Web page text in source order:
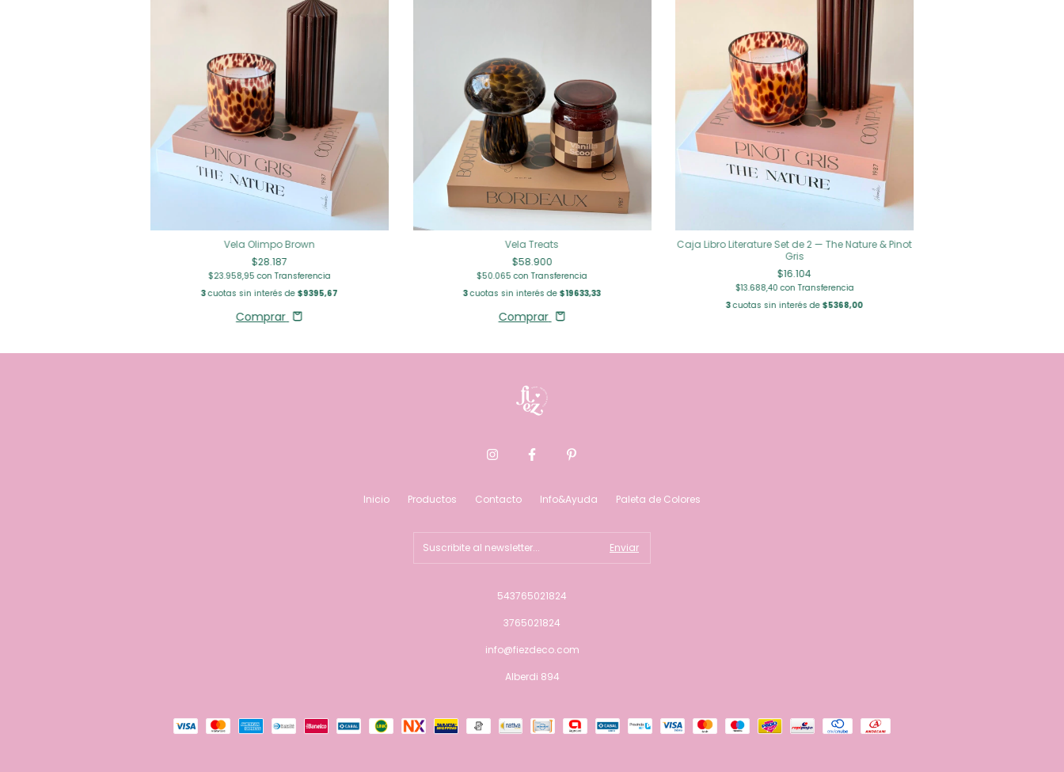
Vela Olimpo Brown
$28.187
$23.958,95con Transferencia
3cuotas sin interés de $9395,67
Comprar
Vela Treats
$58.900
$50.065con Transferencia
3cuotas sin interés de $19633,33
Comprar
Caja Libro Literature Set de 2 — The Nature & Pinot
Gris
$16.104
$13.688,40con Transferencia
3cuotas sin interés de $5368,00
Inicio Productos Contacto Info&Ayuda Paleta de Colores
543765021824
3765021824
info@fiezdeco.com
Alberdi 894